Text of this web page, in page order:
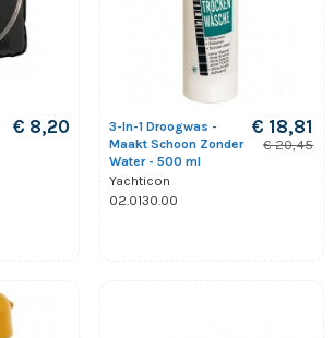
€ 8,20
3-In-1 Droogwas -
Maakt Schoon Zonder
Water - 500 ml
Yachticon
02.0130.00
€ 18,81
€ 20,45